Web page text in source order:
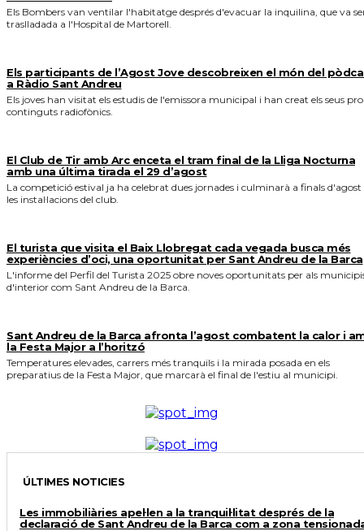
Els Bombers van ventilar l'habitatge després d'evacuar la inquilina, que va
traslladada a l'Hospital de Martorell.
Els participants de l’Agost Jove descobreixen el món del
a Ràdio Sant Andreu
Els joves han visitat els estudis de l'emissora municipal i han creat els seus
continguts radiofònics.
El Club de Tir amb Arc enceta el tram final de la Lliga Nocturna
amb una última tirada el 29 d’agost
La competició estival ja ha celebrat dues jornades i culminarà a finals d'agost
les instal·lacions del club.
El turista que visita el Baix Llobregat cada vegada busca més
experiències d’oci, una oportunitat per Sant Andreu de la Barca
L'informe del Perfil del Turista 2025 obre noves oportunitats per als
d'interior com Sant Andreu de la Barca.
Sant Andreu de la Barca afronta l’agost combatent la calor i
la Festa Major a l’horitzó
Temperatures elevades, carrers més tranquils i la mirada posada en els
preparatius de la Festa Major, que marcarà el final de l'estiu al municipi.
ÚLTIMES NOTICIES
Les immobiliàries apel·len a la tranquil·litat després de la
declaració de Sant Andreu de la Barca com a zona